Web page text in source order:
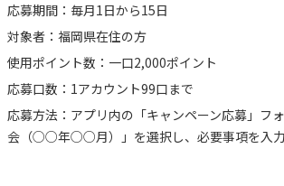
応募期間：毎月1日から15日
対象者：福岡県在住の方
使用ポイント数：一口2,000ポイント
応募口数：1アカウント99口まで
応募方法：アプリ内の「キャンペーン応募」フ
会（○○年○○月）」を選択し、必要事項を入